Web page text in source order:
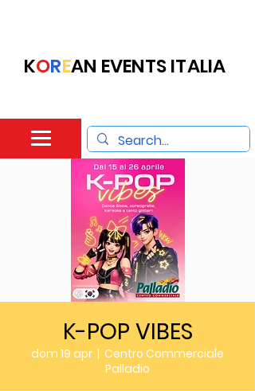
KOREAN EVENTS ITALIA
K-POP VIBES
dom 19 apr
  |
Centro Commerciale
Palladio